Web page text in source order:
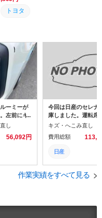
トヨタ
ーミーが
左前にキ
交換作業
し
56,092円
今回は日産のセレナ
庫しました。運転席
アミラーがぶつけら
キズ・へこみ直し
費用総額
日産
鈑金
作業実績をすべて見る